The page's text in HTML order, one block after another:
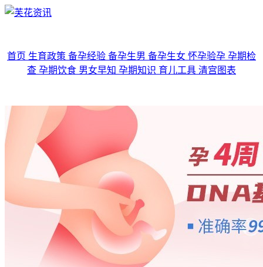
首页 生育政策 备孕经验 备孕生男 备孕生女 怀孕验孕 孕期检
查 孕期饮食 男女早知 孕期知识 育儿工具 清宫图表